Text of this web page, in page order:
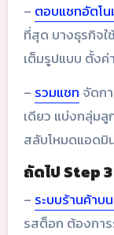
– ตอบแชทอัตโ
ที่สุด บางธุรกิจใ
เต็มรูปแบบ ตั้งค่
– รวมแชท จัดก
เดียว แบ่งกลุ่มลู
สลับโหมดแอดมิ
ถัดไป Step
– ระบบร้านค้าบ
รสต็อก ต้องกา